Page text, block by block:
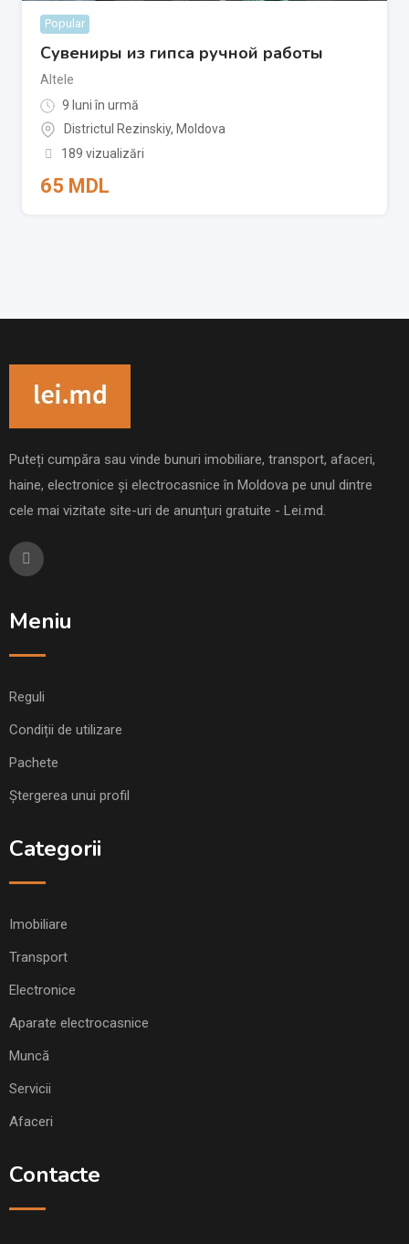
Popular
Сувениры из гипса ручной работы
Altele
9 luni în urmă
Districtul Rezinskiy, Moldova
189 vizualizări
65 MDL
Puteți cumpăra sau vinde bunuri imobiliare, transport, afaceri,
haine, electronice și electrocasnice în Moldova pe unul dintre
cele mai vizitate site-uri de anunțuri gratuite - Lei.md.
Meniu
Reguli
Condiții de utilizare
Pachete
Ștergerea unui profil
Categorii
Imobiliare
Transport
Electronice
Aparate electrocasnice
Muncă
Servicii
Afaceri
Contacte